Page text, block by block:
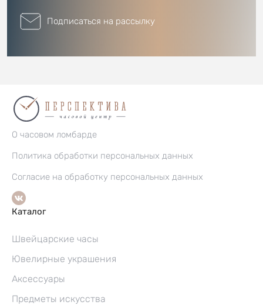
Подписаться на рассылку
О часовом ломбарде
Политика обработки персональных данных
Согласие на обработку персональных данных
Каталог
Швейцарские часы
Ювелирные украшения
Аксессуары
Предметы искусства